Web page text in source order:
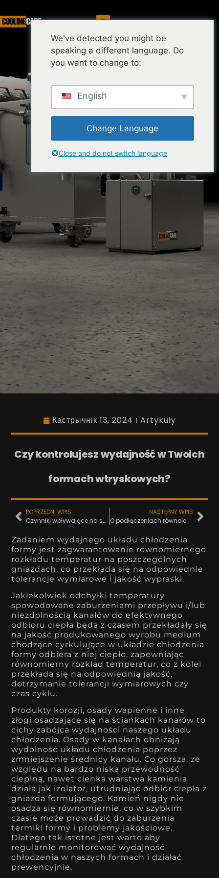
Serwis
Кастрычнік 13, 2024 Artykuły
Czy kontrolujesz wydajność w Twoich
formach wtryskowych?
POPRZEDNI WPIS
Czynniki wpływające na spadek wydajności chłodzenia
NASTĘPNY WPIS
O podłączeniach równoległych słów kilka…
Zadaniem wydajnego układu chłodzenia
formy jest zagwarantowanie równomiernego
rozkładu temperatur na poszczególnych
gniazdach, co przekłada się na odpowiednie
tolerancje wymiarowe i jakość wypraski.
Jakiekolwiek odchyłki temperatury
spowodowane zaburzeniami przepływu i/lub
niezdolnością kanałów do efektywnego
odbioru ciepła będą z czasem przekładały się
na jakość produkowanego wyrobu medium
chodzące cyrkulujące w układzie chłodzenia
formy odbiera z niej ciepło, zapewniając
równomierny rozkład temperatur, co z kolei
przekłada się na odpowiednią jakość,
dotrzymanie tolerancji wymiarowych czy
czas cyklu.
Produkty korozji, osady wapienne i inne
złogi osadzające się na ściankach kanałów to
cichy zabójca wydajności naszego układu
chłodzenia. Osady w kanałach obniżają
wydolność układu chłodzenia poprzez
zmniejszenie średnicy kanału. Co gorsza, ze
względu na bardzo niską przewodność
cieplną, nawet cienka warstwa kamienia
działa jak izolator, utrudniając odbiór ciepła z
gniazda formującego. Kamień nigdy nie
osadza się równomiernie, co w szybkim
czasie może prowadzić do zaburzenia
termiki formy i problemy jakościowe.
Dlatego tak istotne jest warto aby
regularnie monitorować wydajność
chłodzenia w naszych formach i działać
prewencyjnie.
We've detected you might be
speaking a different language. Do
you want to change to:
English
Change Language
Close and do not switch language